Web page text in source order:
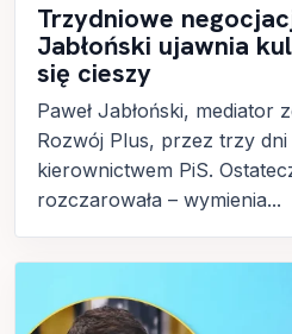
Trzydniowe
Jabłoński ujawnia
się cieszy
Paweł Jabłoński, mediator
Rozwój Plus, przez trzy dni
kierownictwem PiS.
rozczarowała – wymienia...